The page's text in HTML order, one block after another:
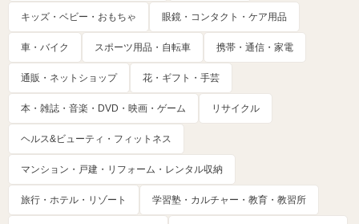
キッズ・ベビー・おもちゃ 眼鏡・コンタクト・ケア用品
車・バイク スポーツ用品・自転車 携帯・通信・家電
通販・ネットショップ 花・ギフト・手芸
本・雑誌・音楽・DVD・映画・ゲーム リサイクル
ヘルス&ビューティ・フィットネス
マンション・戸建・リフォーム・レンタル収納
旅行・ホテル・リゾート 学習塾・カルチャー・教育・教習所